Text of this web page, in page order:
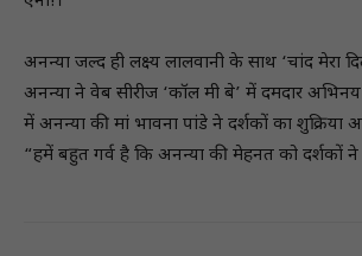
अनन्या जल्द ही लक्ष्य लालवानी के साथ ‘चांद मेरा
अनन्या ने वेब सीरीज ‘कॉल मी बे’ में दमदार अभिनय
में अनन्या की मां भावना पांडे ने दर्शकों का शुक्रिया
“हमें बहुत गर्व है कि अनन्या की मेहनत को दर्शकों ने